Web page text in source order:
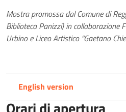
Mostra promossa dal Comune di
Biblioteca Panizzi) incollaborazione
Urbino e Liceo Artistico “Gaetano
English version